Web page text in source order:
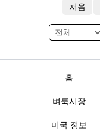
처음
홈
벼룩시장
미국 정보